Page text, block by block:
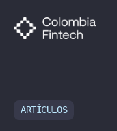
ARTÍCULOS